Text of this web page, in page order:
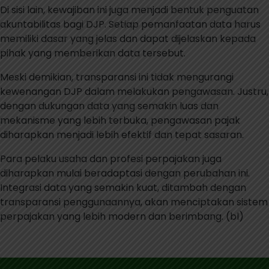
Di sisi lain, kewajiban ini juga menjadi bentuk penguatan
akuntabilitas bagi DJP. Setiap pemanfaatan data harus
memiliki dasar yang jelas dan dapat dijelaskan kepada
pihak yang memberikan data tersebut.
Meski demikian, transparansi ini tidak mengurangi
kewenangan DJP dalam melakukan pengawasan. Justru,
dengan dukungan data yang semakin luas dan
mekanisme yang lebih terbuka, pengawasan pajak
diharapkan menjadi lebih efektif dan tepat sasaran.
Para pelaku usaha dan profesi perpajakan juga
diharapkan mulai beradaptasi dengan perubahan ini.
Integrasi data yang semakin kuat, ditambah dengan
transparansi penggunaannya, akan menciptakan sistem
perpajakan yang lebih modern dan berimbang. (bl)